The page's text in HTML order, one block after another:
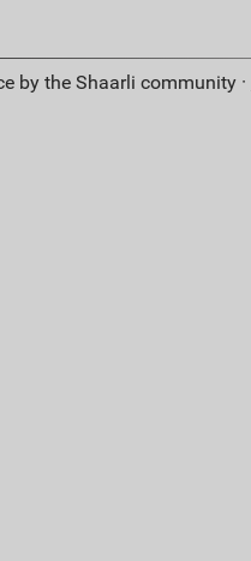
by the Shaarli community ·